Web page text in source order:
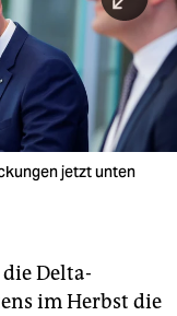
jetzt unten
Delta-
im Herbst die